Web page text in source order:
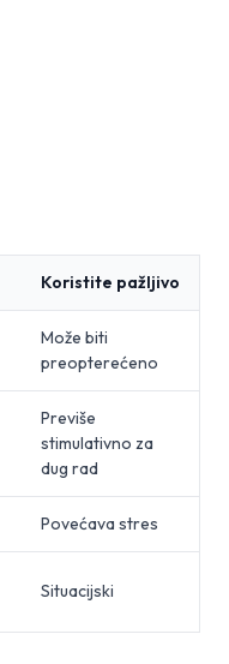
Koristite pažljivo
Može biti
preopterećeno
Previše
stimulativno za
dug rad
Povećava stres
Situacijski